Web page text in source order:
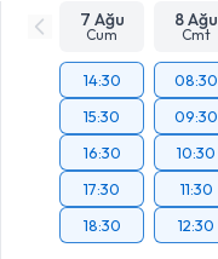
7 Ağu
Cum
8 Ağu
Cmt
14:30
15:30
16:30
17:30
18:30
08:30
09:30
10:30
11:30
12:30